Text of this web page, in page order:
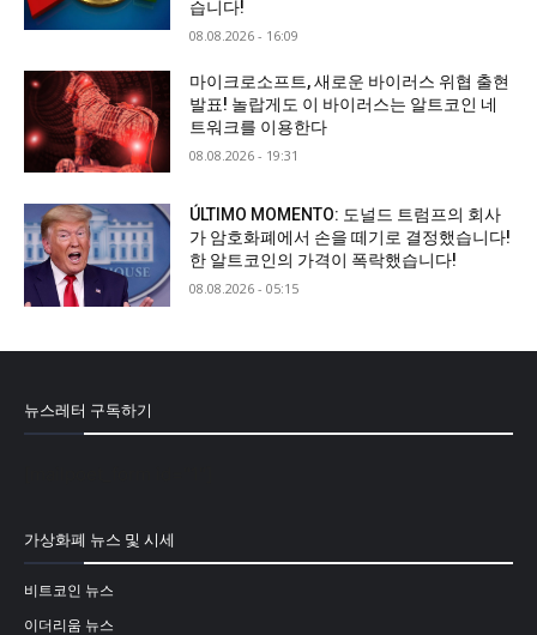
습니다!
08.08.2026 - 16:09
마이크로소프트, 새로운 바이러스 위협 출현
발표! 놀랍게도 이 바이러스는 알트코인 네
트워크를 이용한다
08.08.2026 - 19:31
ÚLTIMO MOMENTO: 도널드 트럼프의 회사
가 암호화폐에서 손을 떼기로 결정했습니다!
한 알트코인의 가격이 폭락했습니다!
08.08.2026 - 05:15
뉴스레터 구독하기
가상화폐 뉴스 및 시세
비트코인 뉴스
이더리움 뉴스